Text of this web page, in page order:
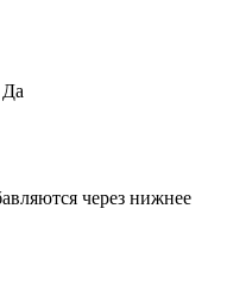
Да
через нижнее